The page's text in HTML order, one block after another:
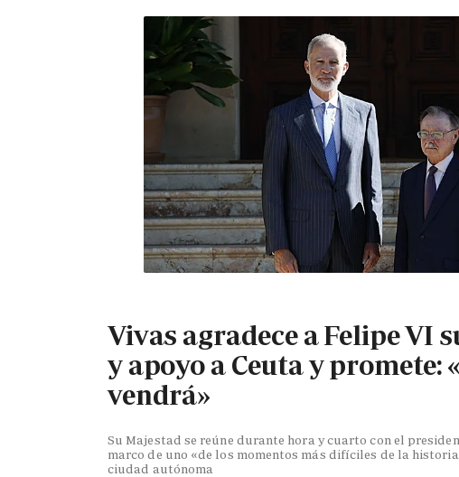
Vivas agradece a Felipe VI
y apoyo a Ceuta y promete:
vendrá»
Su Majestad se reúne durante hora y cuarto con el
marco de uno «de los momentos más difíciles de la
ciudad autónoma